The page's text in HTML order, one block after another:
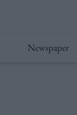
Newspaper